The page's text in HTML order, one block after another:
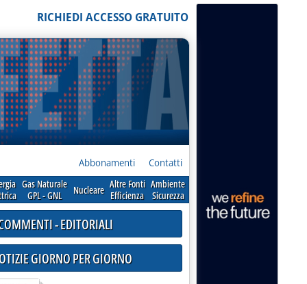
RICHIEDI ACCESSO GRATUITO
Abbonamenti Contatti
Gas Naturale
GPL - GNL
Nucleare Altre Fonti
Efficienza
Ambiente
Sicurezza
- EDITORIALI
GIORNO PER GIORNO